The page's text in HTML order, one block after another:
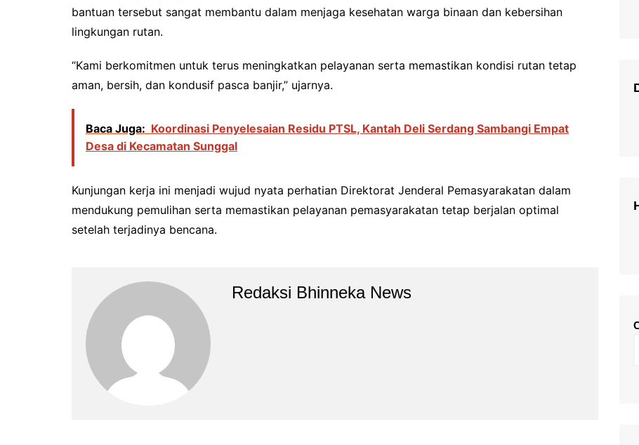
bantuan tersebut sangat membantu dalam menjaga kesehatan warga binaan dan kebersihan
lingkungan rutan.
“Kami berkomitmen untuk terus meningkatkan pelayanan serta memastikan kondisi rutan tetap
aman, bersih, dan kondusif pasca banjir,” ujarnya.
Baca Juga: Koordinasi Penyelesaian Residu PTSL, Kantah Deli Serdang Sambangi Empat
Desa di Kecamatan Sunggal
Kunjungan kerja ini menjadi wujud nyata perhatian Direktorat Jenderal Pemasyarakatan dalam
mendukung pemulihan serta memastikan pelayanan pemasyarakatan tetap berjalan optimal
setelah terjadinya bencana.
Redaksi Bhinneka News